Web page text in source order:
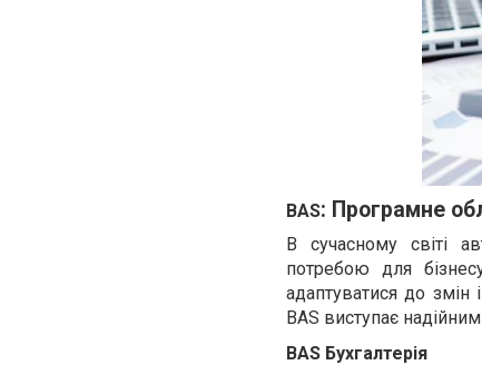
BAS: Програмне
В сучасному світі
потребою для
адаптуватися до змін
BAS виступає
BAS Бухгалтерія